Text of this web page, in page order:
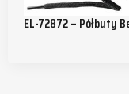
EL-72872 – Półbuty